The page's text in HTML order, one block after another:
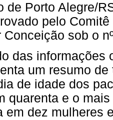
de Porto Alegre/
pelo
Conceição sob o
das
um resumo
de idade dos
quarenta e o
em dez mulheres